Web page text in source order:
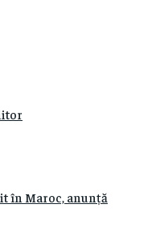
în Maroc, anunță